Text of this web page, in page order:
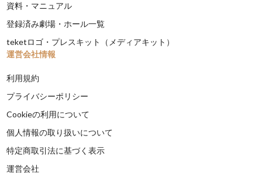
資料・マニュアル
登録済み劇場・ホール一覧
teketロゴ・プレスキット（メディアキット）
運営会社情報
利用規約
プライバシーポリシー
Cookieの利用について
個人情報の取り扱いについて
特定商取引法に基づく表示
運営会社